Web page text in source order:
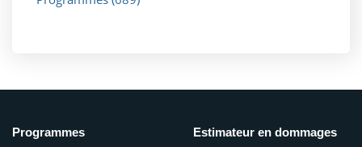
Programmes
Estimateur en dommages